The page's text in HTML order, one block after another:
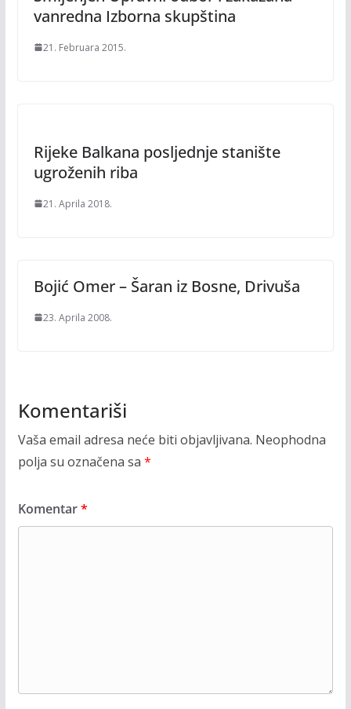
vanredna Izborna skupština
21. Februara 2015.
Rijeke Balkana posljednje stanište
ugroženih riba
21. Aprila 2018.
Bojić Omer – Šaran iz Bosne, Drivuša
23. Aprila 2008.
Komentariši
Vaša email adresa neće biti objavljivana. Neophodna
polja su označena sa *
Komentar*